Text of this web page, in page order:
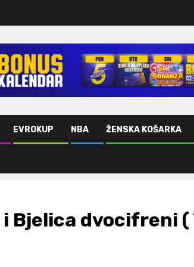
EVROKUP NBA ŽENSKA KOŠARKA
Bjelica dvocifreni (